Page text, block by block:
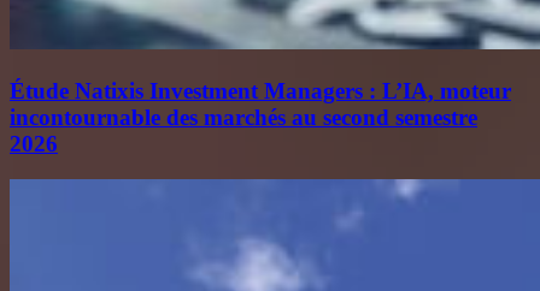
Étude Natixis Investment Managers : L’IA, moteur
incontournable des marchés au second semestre
2026